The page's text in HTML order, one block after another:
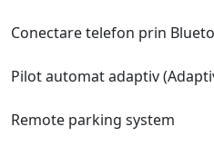
Conectare telefon prin
Pilot automat adaptiv
Remote parking system